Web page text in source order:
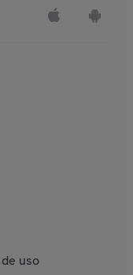
uso